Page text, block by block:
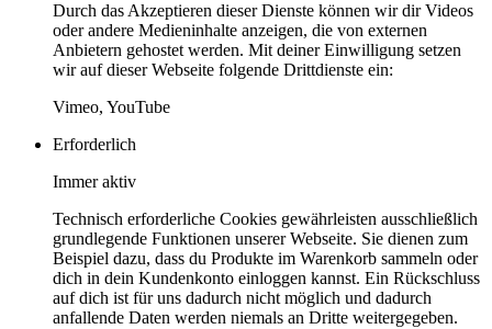
Durch das Akzeptieren dieser Dienste können wir dir Videos
oder andere Medieninhalte anzeigen, die von externen
Anbietern gehostet werden. Mit deiner Einwilligung setzen
wir auf dieser Webseite folgende Drittdienste ein:
Vimeo, YouTube
Erforderlich
Immer aktiv
Technisch erforderliche Cookies gewährleisten ausschließlich
grundlegende Funktionen unserer Webseite. Sie dienen zum
Beispiel dazu, dass du Produkte im Warenkorb sammeln oder
dich in dein Kundenkonto einloggen kannst. Ein Rückschluss
auf dich ist für uns dadurch nicht möglich und dadurch
anfallende Daten werden niemals an Dritte weitergegeben.